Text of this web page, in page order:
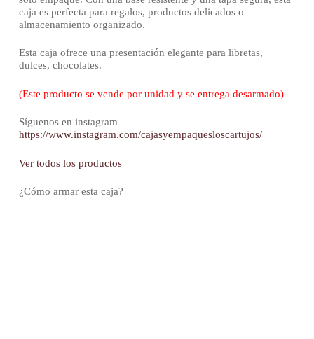
caja es perfecta para regalos, productos delicados o
almacenamiento organizado.
Esta caja ofrece una presentación elegante para libretas,
dulces, chocolates.
(Este producto se vende por unidad y se entrega desarmado)
Síguenos en instagram
https://www.instagram.com/cajasyempaquesloscartujos/
Ver todos los productos
¿Cómo armar esta caja?